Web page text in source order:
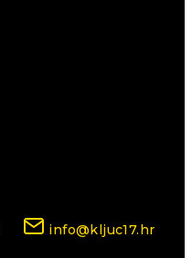
info@kljuc17.hr